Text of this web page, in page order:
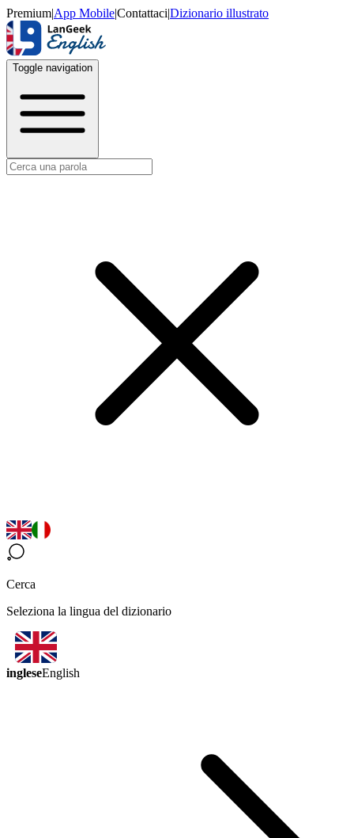
Premium|App Mobile|Contattaci|Dizionario illustrato
Toggle navigation
Cerca
Seleziona la lingua del dizionario
ingleseEnglish